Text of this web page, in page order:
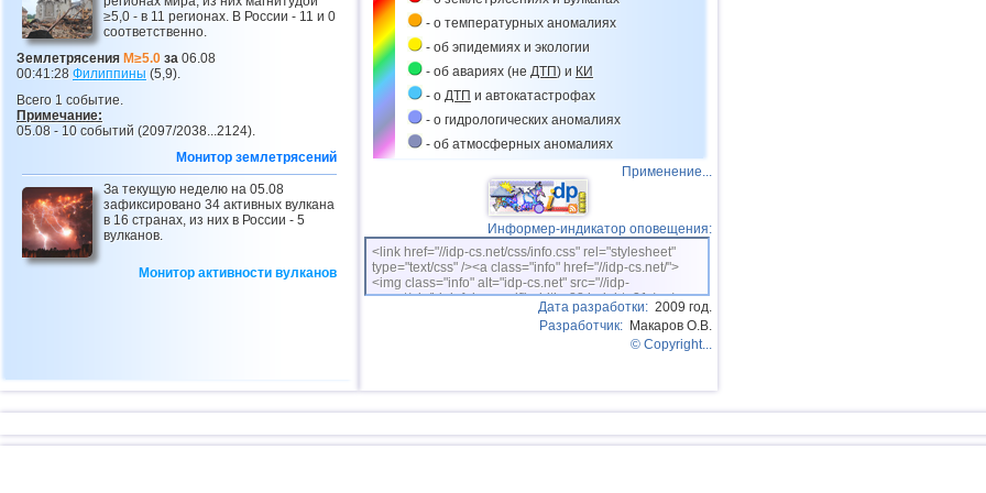
24 Таджикистан
≥5,0 - в 11 регионах. В России - 11 и 0
соответственно.
Землетрясения M≥5.0 за 06.08
00:41:28 Филиппины (5,9).
Всего 1 событие.
Примечание:
05.08 - 10 событий (2097/2038...2124).
Монитор землетрясений
За текущую неделю на 05.08
зафиксировано 34 активных вулкана
в 16 странах, из них в России - 5
вулканов.
Монитор активности вулканов
- о температурных аномалиях
- об эпидемиях и экологии
- об авариях (не ДТП) и КИ
- о ДТП и автокатастрофах
- о гидрологических аномалиях
- об атмосферных аномалиях
Применение...
Информер-индикатор оповещения:
<link href="//idp-cs.net/css/info.css" rel="stylesheet"
type="text/css" /><a class="info" href="//idp-cs.net/">
<img class="info" alt="idp-cs.net" src="//idp-
cs.net/pix/idpinfok_sm.gif" width=88 height=31 /></a>
Дата разработки: 2009 год.
Разработчик: Макаров О.В.
© Copyright...